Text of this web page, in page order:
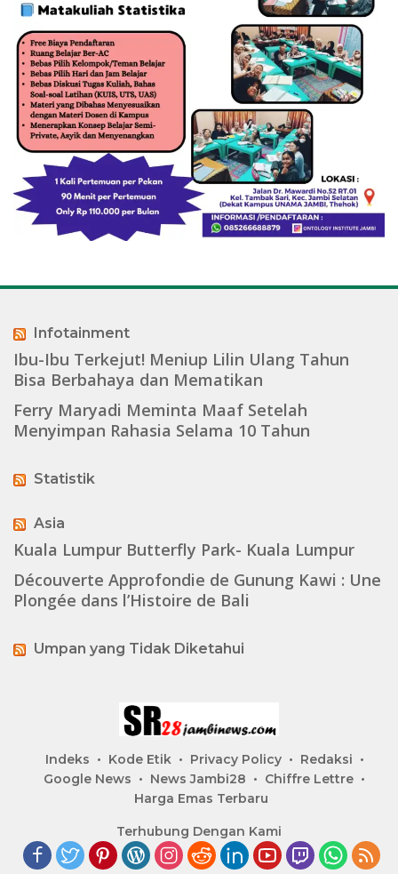
Infotainment
Ibu-Ibu Terkejut! Meniup Lilin Ulang Tahun
Bisa Berbahaya dan Mematikan
Ferry Maryadi Meminta Maaf Setelah
Menyimpan Rahasia Selama 10 Tahun
Statistik
Asia
Kuala Lumpur Butterfly Park- Kuala Lumpur
Découverte Approfondie de Gunung Kawi : Une
Plongée dans l’Histoire de Bali
Umpan yang Tidak Diketahui
Indeks Kode Etik Privacy Policy
Redaksi
Google News
News Jambi28
Chiffre Lettre
Harga Emas Terbaru
Terhubung Dengan Kami